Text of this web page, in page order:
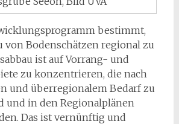
bestimmt,
von Bodenschätzen regional zu
ist auf Vorrang- und
zu konzentrieren, die nach
und überregionalem Bedarf zu
und in den Regionalplänen
Das ist vernünftig und